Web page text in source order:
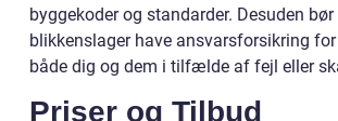
byggekoder og standarder. Desuden
blikkenslager have ansvarsforsikring
både dig og dem i tilfælde af fejl eller
Priser og Tilbud